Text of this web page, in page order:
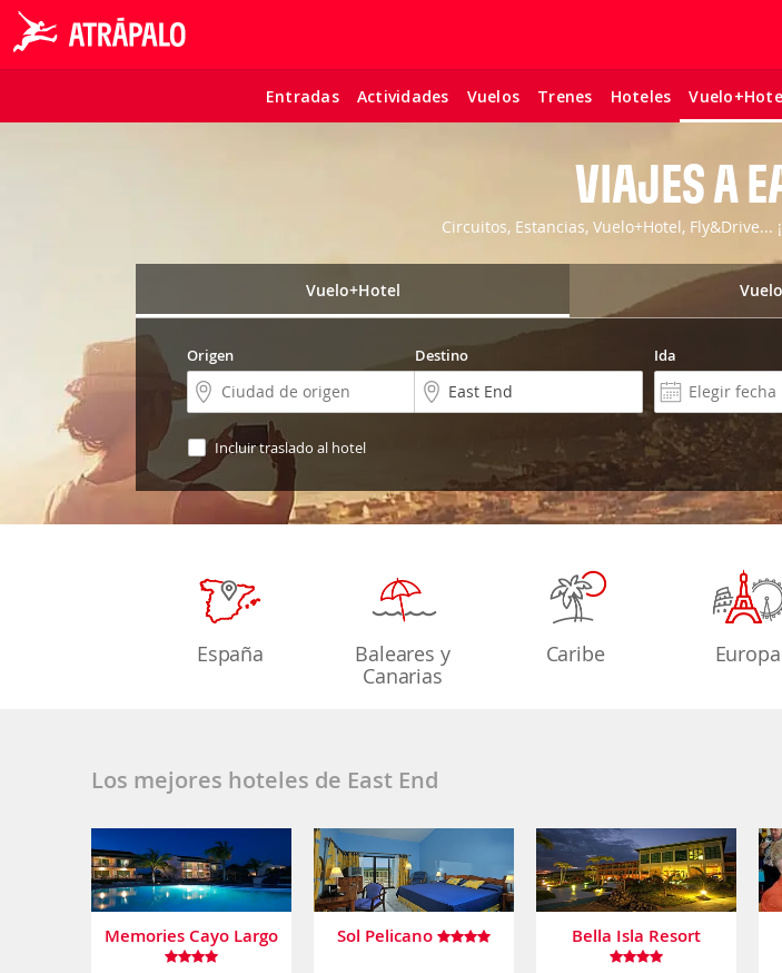
Entradas Actividades Vuelos Trenes Hoteles
VIAJES A
Circuitos, Estancias, Vuelo+Hotel,
Vuelo+Hotel
Origen Destino Ida
Incluir traslado al hotel
España
Baleares y
Canarias
Caribe Europa
Los mejores hoteles de East End
Memories Cayo Largo Sol Pelicano Bella Isla Resort